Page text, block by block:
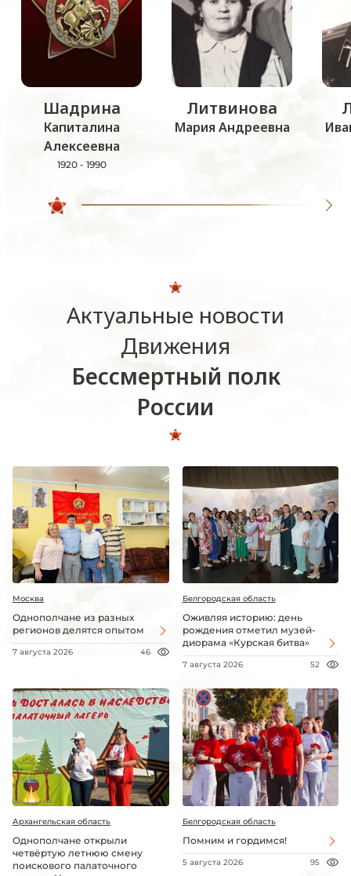
Шадрина
Капиталина
Алексеевна
1920 - 1990
Литвинова
Мария Андреевна
Актуальные новости
Движения
Бессмертный полк
России
Москва
Однополчане из разных
регионов делятся опытом
7 августа 2026 46
Белгородская область
Оживляя историю: день
рождения отметил музей-
диорама «Курская битва»
7 августа 2026 52
Архангельская область
Однополчане открыли
четвёртую летнюю смену
поискового палаточного
Белгородская область
Помним и гордимся!
5 августа 2026 95